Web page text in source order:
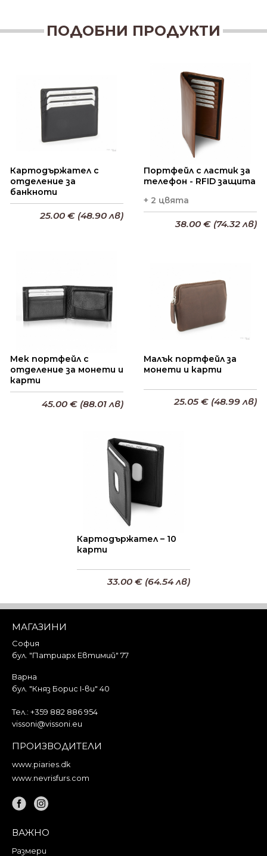
ПОДОБНИ ПРОДУКТИ
Картодържател с
отделение за
банкноти
25.00 € (48.90 лв)
Портфейл с ластик за
телефон - RFID защита
+ 2 цвята
38.00 € (74.32 лв)
Мек портфейл с
отделение за монети и
карти
Добави в кошницата
45.00 € (88.01 лв)
Малък портфейл за
монети и карти
Добави в кошницата
25.05 € (48.99 лв)
Картодържател – 10
карти
33.00 € (64.54 лв)
МАГАЗИНИ
София
бул. "Патриарх Евтимий" 77
Варна
бул. "Княз Борис I-ви" 40
Тел.: +359 882 886 954
vissoni@vissoni.eu
ПРОИЗВОДИТЕЛИ
www.piaries.dk
www.nevrisfurs.com
ВАЖНО
Размери